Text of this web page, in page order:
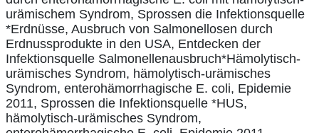
urämischem Syndrom, Sprossen die Infektionsquelle
*Erdnüsse, Ausbruch von Salmonellosen durch
Erdnussprodukte in den USA, Entdecken der
Infektionsquelle Salmonellenausbruch*Hämolytisch-
urämisches Syndrom, hämolytisch-urämisches
Syndrom, enterohämorrhagische E. coli, Epidemie
2011, Sprossen die Infektionsquelle *HUS,
hämolytisch-urämisches Syndrom,